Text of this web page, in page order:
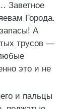
Заветное
Города.
А
трусов —
это и не
и пальцы